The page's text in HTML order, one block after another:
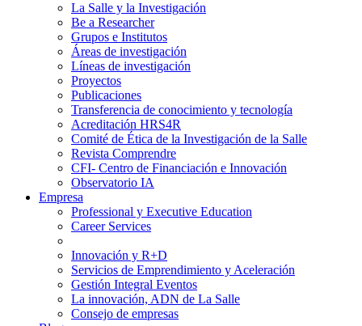
La Salle y la Investigación
Be a Researcher
Grupos e Institutos
Áreas de investigación
Líneas de investigación
Proyectos
Publicaciones
Transferencia de conocimiento y tecnología
Acreditación HRS4R
Comité de Ética de la Investigación de la Salle
Revista Comprendre
CFI- Centro de Financiación e Innovación
Observatorio IA
Empresa
Professional y Executive Education
Career Services
Innovación y R+D
Servicios de Emprendimiento y Aceleración
Gestión Integral Eventos
La innovación, ADN de La Salle
Consejo de empresas